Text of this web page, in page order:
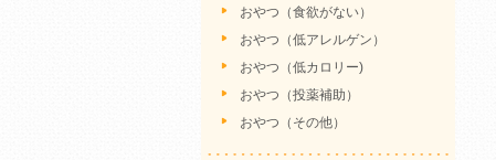
おやつ（食欲がない）
おやつ（低アレルゲン）
おやつ（低カロリー)
おやつ（投薬補助）
おやつ（その他）